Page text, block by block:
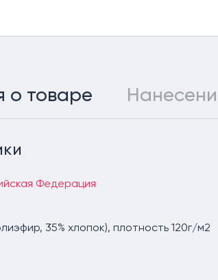
о товаре
Федерация
35% хлопок), плотность 120г/м2